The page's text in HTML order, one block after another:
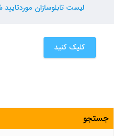
لیست تابلوسازان
کلیک کنید
جستجو